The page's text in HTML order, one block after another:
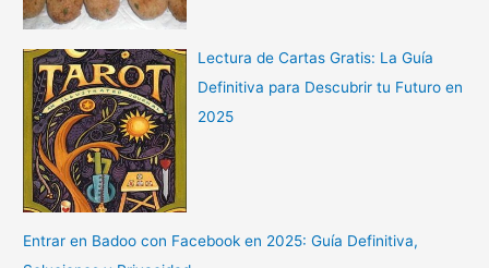
Lectura de Cartas Gratis: La Guía
Definitiva para Descubrir tu Futuro en
2025
Entrar en Badoo con Facebook en 2025: Guía Definitiva,